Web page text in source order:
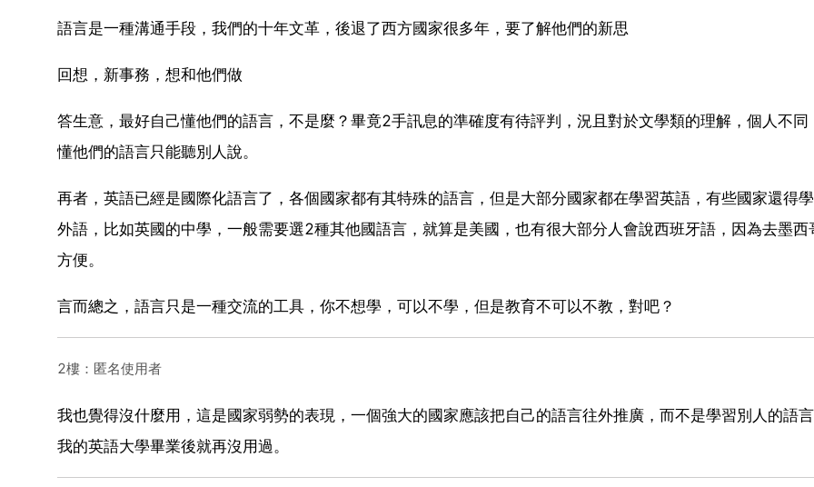
語言是一種溝通手段，我們的十年文革，後退了西方國家很多年，要了解他們的新思
回想，新事務，想和他們做
答生意，最好自己懂他們的語言，不是麼？畢竟2手訊息的準確度有待評判，況且對於文學類的理解，個人不同
懂他們的語言只能聽別人說。
再者，英語已經是國際化語言了，各個國家都有其特殊的語言，但是大部分國家都在學習英語，有些國家還得
外語，比如英國的中學，一般需要選2種其他國語言，就算是美國，也有很大部分人會說西班牙語，因為去墨西
方便。
言而總之，語言只是一種交流的工具，你不想學，可以不學，但是教育不可以不教，對吧？
2樓：匿名使用者
我也覺得沒什麼用，這是國家弱勢的表現，一個強大的國家應該把自己的語言往外推廣，而不是學習別人的語
我的英語大學畢業後就再沒用過。